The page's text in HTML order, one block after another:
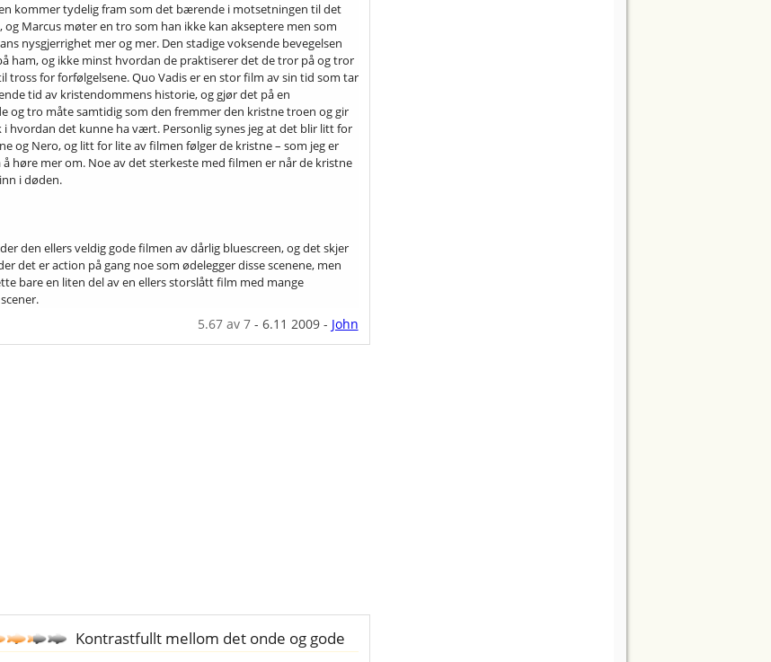
kommer tydelig fram som det bærende i motsetningen til det
og Marcus møter en tro som han ikke kan akseptere men som
nysgjerrighet mer og mer. Den stadige voksende bevegelsen
ham, og ikke minst hvordan de praktiserer det de tror på og tror
tross for forfølgelsene. Quo Vadis er en stor film av sin tid som tar
tid av kristendommens historie, og gjør det på en
og tro måte samtidig som den fremmer den kristne troen og gir
hvordan det kunne ha vært. Personlig synes jeg at det blir litt for
og Nero, og litt for lite av filmen følger de kristne – som jeg er
høre mer om. Noe av det sterkeste med filmen er når de kristne
i døden.
den ellers veldig gode filmen av dårlig bluescreen, og det skjer
det er action på gang noe som ødelegger disse scenene, men
bare en liten del av en ellers storslått film med mange
5.67av 7- 6.11 2009- John
Kontrastfullt mellom det onde og gode